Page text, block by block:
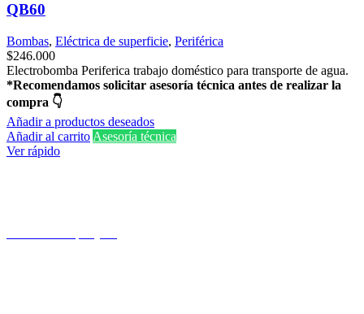
QB60
Bombas, Eléctrica de superficie, Periférica
$246.000
Electrobomba Periferica trabajo doméstico para transporte de agua.
*Recomendamos solicitar asesoría técnica antes de realizar la
compra 👇
Añadir a productos deseados
Añadir al carrito Asesoría técnica
Ver rápido